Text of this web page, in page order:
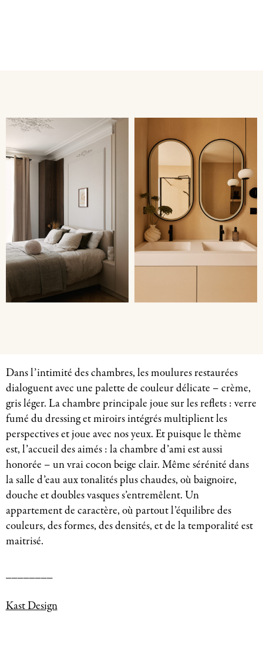
Dans l’intimité des chambres, les moulures restaurées
dialoguent avec une palette de couleur délicate – crème,
gris léger. La chambre principale joue sur les reflets : verre
fumé du dressing et miroirs intégrés multiplient les
perspectives et joue avec nos yeux. Et puisque le thème
est, l’accueil des aimés : la chambre d’ami est aussi
honorée – un vrai cocon beige clair. Même sérénité dans
la salle d’eau aux tonalités plus chaudes, où baignoire,
douche et doubles vasques s’entremêlent. Un
appartement de caractère, où partout l’équilibre des
couleurs, des formes, des densités, et de la temporalité est
maitrisé.
Kast Design